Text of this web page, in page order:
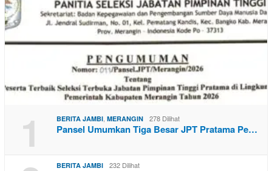
1 BERITA JAMBI MERANGIN 278 Dilihat
Pansel Umumkan Tiga Besar JPT Pratama Pe…
BERITA JAMBI 232 Dilihat